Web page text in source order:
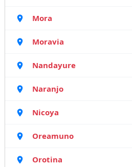
Mora
Moravia
Nandayure
Naranjo
Nicoya
Oreamuno
Orotina